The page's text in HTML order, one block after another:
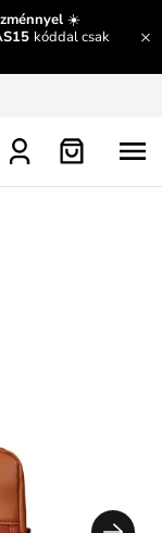
☀️
kóddal csak